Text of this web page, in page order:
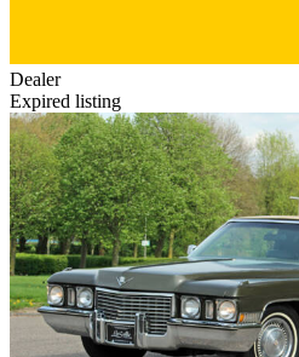
Dealer
Expired listing